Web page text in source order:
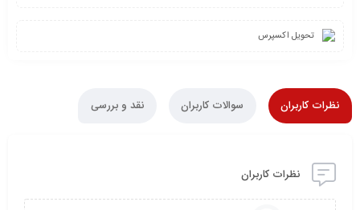
تحویل اکسپرس
نظرات کاربران سوالات کاربران نقد و بررسی
نظرات کاربران